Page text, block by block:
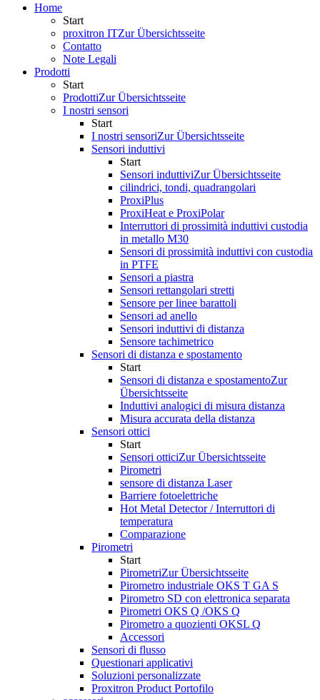
Home
Start
proxitron ITZur Übersichtsseite
Contatto
Note Legali
Prodotti
Start
ProdottiZur Übersichtsseite
I nostri sensori
Start
I nostri sensoriZur Übersichtsseite
Sensori induttivi
Start
Sensori induttiviZur Übersichtsseite
cilindrici, tondi, quadrangolari
ProxiPlus
ProxiHeat e ProxiPolar
Interruttori di prossimità induttivi custodia
in metallo M30
Sensori di prossimità induttivi con custodia
in PTFE
Sensori a piastra
Sensori rettangolari stretti
Sensore per linee barattoli
Sensori ad anello
Sensori induttivi di distanza
Sensore tachimetrico
Sensori di distanza e spostamento
Start
Sensori di distanza e spostamentoZur
Übersichtsseite
Induttivi analogici di misura distanza
Misura accurata della distanza
Sensori ottici
Start
Sensori otticiZur Übersichtsseite
Pirometri
sensore di distanza Laser
Barriere fotoelettriche
Hot Metal Detector / Interruttori di
temperatura
Comparazione
Pirometri
Start
PirometriZur Übersichtsseite
Pirometro industriale OKS T GA S
Pirometro SD con elettronica separata
Pirometri OKS Q /OKS Q
Pirometro a quozienti OKSL Q
Accessori
Sensori di flusso
Questionari applicativi
Soluzioni personalizzate
Proxitron Product Portofilo